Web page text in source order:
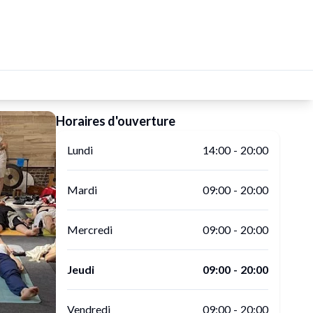
Horaires d'ouverture
Lundi 14:00 - 20:00
Mardi 09:00 - 20:00
Mercredi 09:00 - 20:00
Jeudi 09:00 - 20:00
Vendredi 09:00 - 20:00